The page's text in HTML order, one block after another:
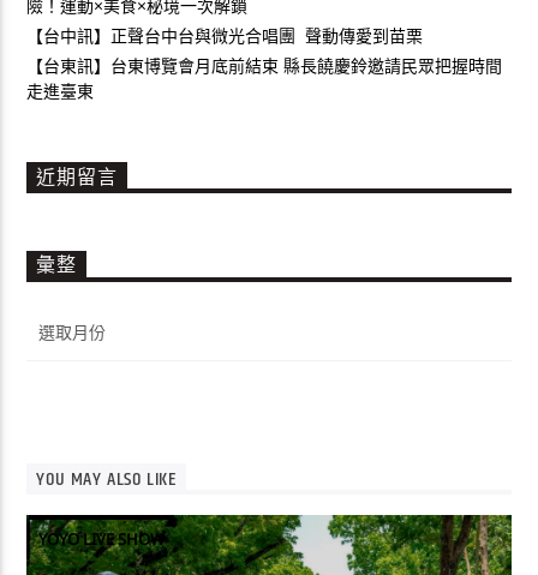
險！運動×美食×秘境一次解鎖
【台中訊】正聲台中台與微光合唱團 聲動傳愛到苗栗
【台東訊】台東博覽會月底前結束 縣長饒慶鈴邀請民眾把握時間
走進臺東
近期留言
彙整
整
YOU MAY ALSO LIKE
YOYO LIVE SHOW